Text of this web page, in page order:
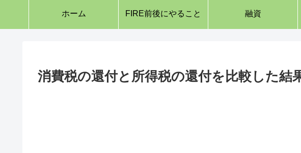
ホーム FIRE前後にやること 融資
消費税の還付と所得税の還付を比較した結